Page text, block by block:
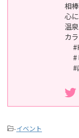
相
心
温
カ
#
#
-イベント